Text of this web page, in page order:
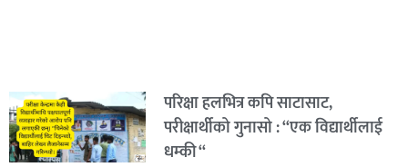
परिक्षा हलभित्र कपि साटासाट,
परीक्षार्थीको गुनासो : “एक विद्यार्थीलाई
धम्की “